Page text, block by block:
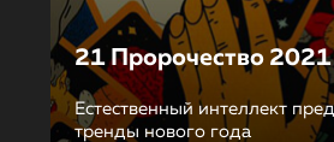
21 Пророчество 2021
Естественный интеллект
тренды нового года